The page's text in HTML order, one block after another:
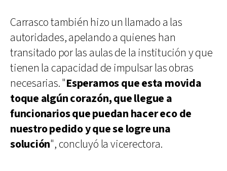
Carrasco también hizo un llamado a las
autoridades, apelando a quienes han
transitado por las aulas de la institución y que
tienen la capacidad de impulsar las obras
necesarias. "Esperamos que esta movida
toque algún corazón, que llegue a
funcionarios que puedan hacer eco de
nuestro pedido y que se logre una
solución", concluyó la vicerectora.